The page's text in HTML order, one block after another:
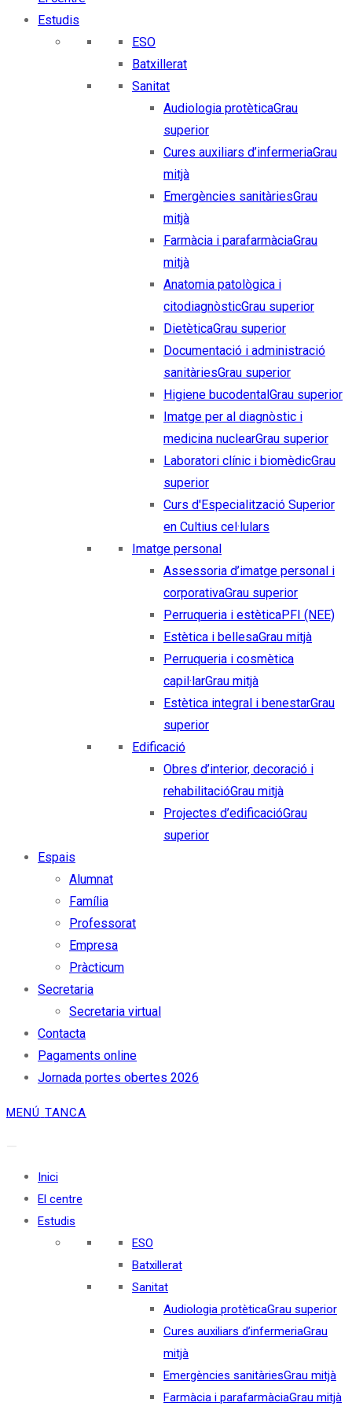
Estudis
ESO
Batxillerat
Sanitat
Audiologia protèticaGrau
superior
Cures auxiliars d’infermeriaGrau
mitjà
Emergències sanitàriesGrau
mitjà
Farmàcia i parafarmàciaGrau
mitjà
Anatomia patològica i
citodiagnòsticGrau superior
DietèticaGrau superior
Documentació i administració
sanitàriesGrau superior
Higiene bucodentalGrau superior
Imatge per al diagnòstic i
medicina nuclearGrau superior
Laboratori clínic i biomèdicGrau
superior
Curs d'Especialització Superior
en Cultius cel·lulars
Imatge personal
Assessoria d’imatge personal i
corporativaGrau superior
Perruqueria i estèticaPFI (NEE)
Estètica i bellesaGrau mitjà
Perruqueria i cosmètica
capil·larGrau mitjà
Estètica integral i benestarGrau
superior
Edificació
Obres d’interior, decoració i
rehabilitacióGrau mitjà
Projectes d’edificacióGrau
superior
Espais
Alumnat
Família
Professorat
Empresa
Pràcticum
Secretaria
Secretaria virtual
Contacta
Pagaments online
Jornada portes obertes 2026
MENÚ TANCA
Inici
El centre
Estudis
ESO
Batxillerat
Sanitat
Audiologia protèticaGrau superior
Cures auxiliars d’infermeriaGrau
mitjà
Emergències sanitàriesGrau mitjà
Farmàcia i parafarmàciaGrau mitjà